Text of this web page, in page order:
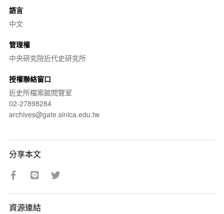
語言
中文
管理權
中央研究院近代史研究所
授權聯絡窗口
近史所檔案館閱覽室
02-27898284
archives@gate.sinica.edu.tw
分享本文
資源連結